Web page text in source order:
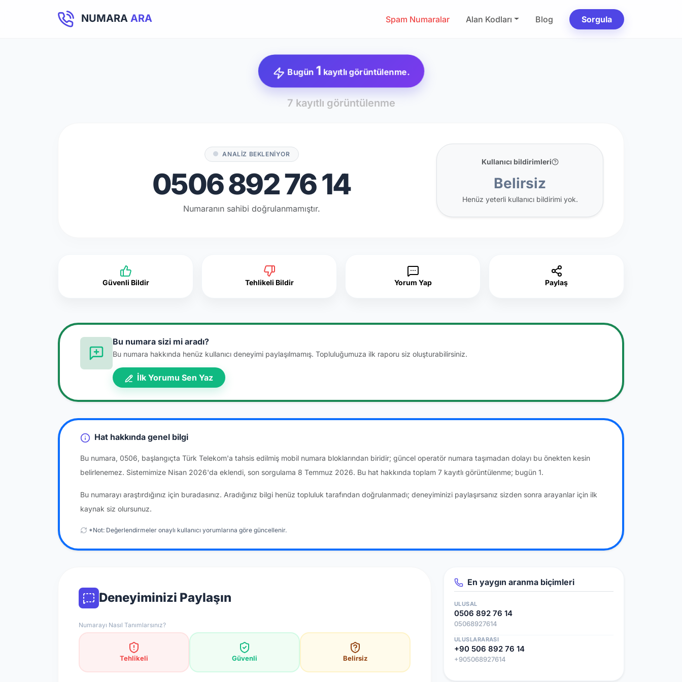
NUMARA ARA Spam Numaralar Alan Kodları Blog Sorgula
Bugün1 kayıtlı görüntülenme.
7 kayıtlı görüntülenme
ANALİZ BEKLENİYOR
0506 892 76 14
Numaranın sahibi doğrulanmamıştır.
Kullanıcı bildirimleri
Belirsiz
Henüz yeterli kullanıcı bildirimi yok.
Güvenli Bildir Tehlikeli Bildir Yorum Yap Paylaş
Bu numara sizi mi aradı?
Bu numara hakkında henüz kullanıcı deneyimi paylaşılmamış. Topluluğumuza ilk raporu siz oluşturabilirsiniz.
İlk Yorumu Sen Yaz
Hat hakkında genel bilgi
Bu numara, 0506, başlangıçta Türk Telekom'a tahsis edilmiş mobil numara bloklarından biridir; güncel operatör numara taşımadan dolayı bu önekten kesin
belirlenemez. Sistemimize Nisan 2026'da eklendi, son sorgulama 8 Temmuz 2026. Bu hat hakkında toplam 7 kayıtlı görüntülenme; bugün 1.
Bu numarayı araştırdığınız için buradasınız. Aradığınız bilgi henüz topluluk tarafından doğrulanmadı; deneyiminizi paylaşırsanız sizden sonra arayanlar için ilk
kaynak siz olursunuz.
*Not: Değerlendirmeler onaylı kullanıcı yorumlarına göre güncellenir.
Deneyiminizi Paylaşın
Numarayı Nasıl Tanımlarsınız?
Tehlikeli Güvenli Belirsiz
En yaygın aranma biçimleri
ULUSAL
0506 892 76 14
05068927614
ULUSLARARASI
+90 506 892 76 14
+905068927614